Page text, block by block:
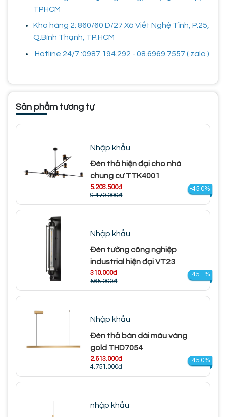
TPHCM
Kho hàng 2: 860/60 D/27 Xô Viết Nghệ Tĩnh, P.25,
Q.Bình Thạnh, TP.HCM
Hotline 24/7 :0987.194.292 - 08.6969.7557 ( zalo )
Sản phẩm tương tự
Nhập khẩu
Đèn thả hiện đại cho nhà
chung cư TTK4001
5.208.500đ
9.470.000đ
-45.0%
Nhập khẩu
Đèn tường công nghiệp
industrial hiện đại VT23
310.000đ
565.000đ
-45.1%
Nhập khẩu
Đèn thả bàn dài màu vàng
gold THD7054
2.613.000đ
4.751.000đ
-45.0%
nhập khẩu